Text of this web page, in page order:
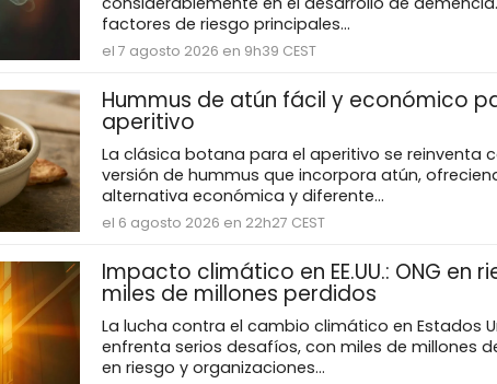
factores de riesgo principales...
el 7 agosto 2026 en 9h39 CEST
Hummus de atún fácil y económico
aperitivo
La clásica botana para el aperitivo se reinventa
versión de hummus que incorpora atún,
alternativa económica y diferente...
el 6 agosto 2026 en 22h27 CEST
Impacto climático en EE.UU.: ONG en
miles de millones perdidos
La lucha contra el cambio climático en Estados
enfrenta serios desafíos, con miles de millones
en riesgo y organizaciones...